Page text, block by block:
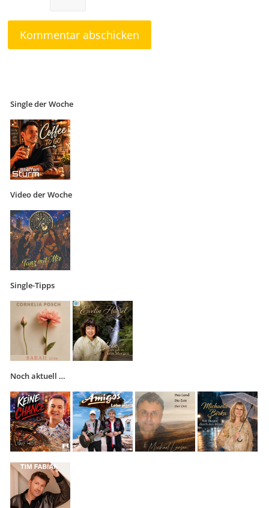
Single der Woche
Video der Woche
Single-Tipps
Noch aktuell …